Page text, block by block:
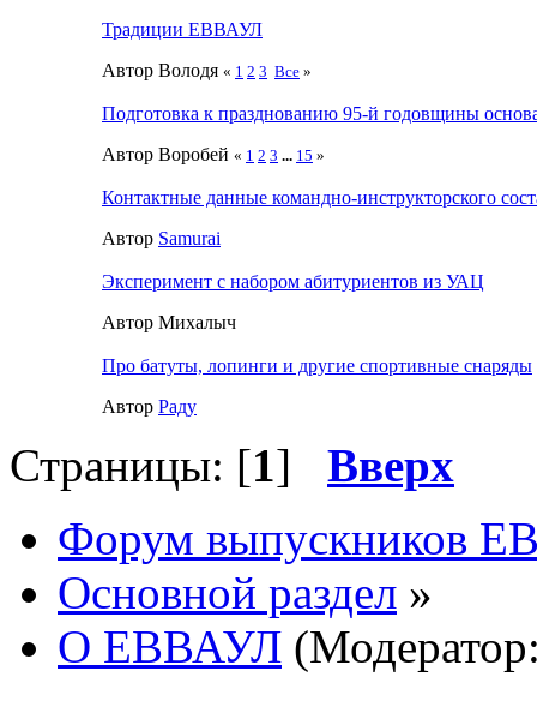
Традиции ЕВВАУЛ
Автор Володя « 1 2 3 Все »
Подготовка к празднованию 95-й годовщины
Автор Воробей « 1 2 3 ... 15 »
Контактные данные командно-инструкторского
Автор Samurai
Эксперимент с набором абитуриентов из УАЦ
Автор Михалыч
Про батуты, лопинги и другие спортивные снаряды
Автор Раду
Страницы: [1] Вверх
Форум выпускников
Основной раздел »
О ЕВВАУЛ